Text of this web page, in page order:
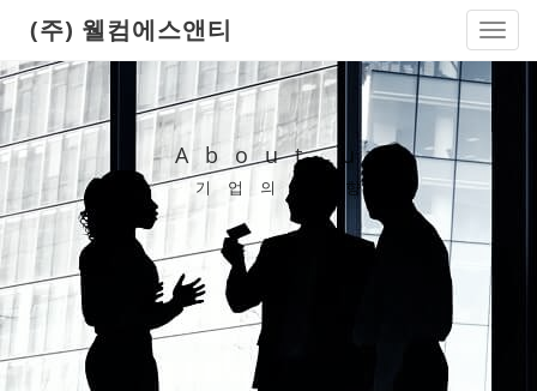
(주) 웰컴에스앤티
About us
기업의 방향